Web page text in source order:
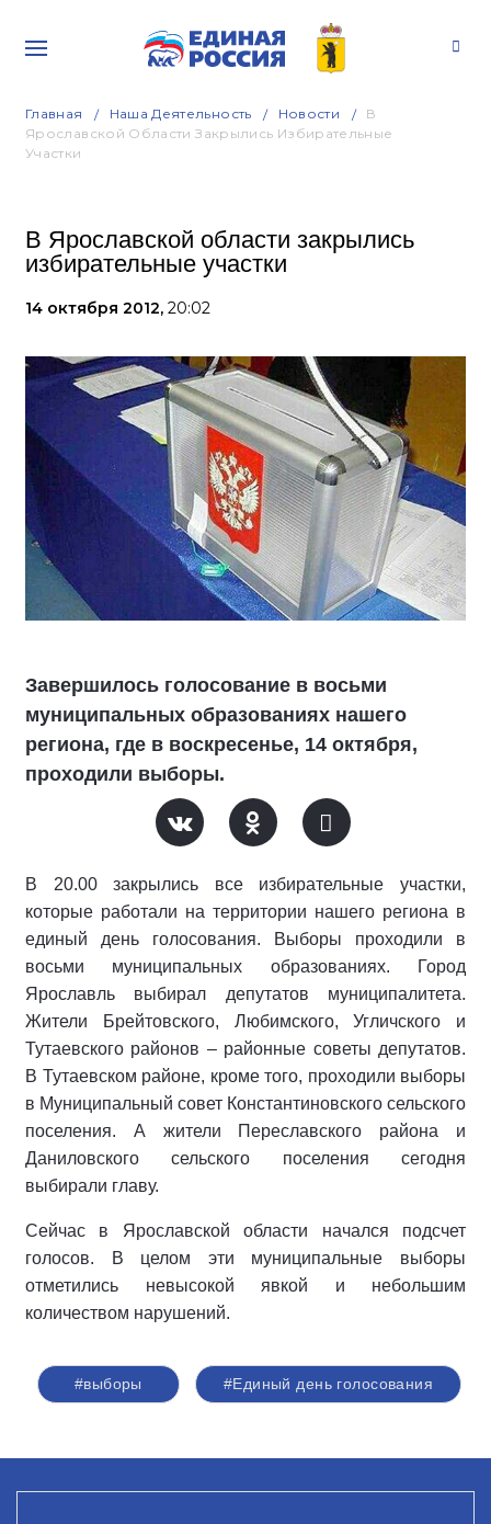
Главная Наша Деятельность Новости
В
Ярославской Области Закрылись Избирательные
Участки
В Ярославской области закрылись
избирательные участки
14 октября 2012, 20:02
Завершилось голосование в восьми
муниципальных образованиях нашего
региона, где в воскресенье, 14 октября,
проходили выборы.
В 20.00 закрылись все избирательные участки,
которые работали на территории нашего региона в
единый день голосования. Выборы проходили в
восьми муниципальных образованиях. Город
Ярославль выбирал депутатов муниципалитета.
Жители Брейтовского, Любимского, Угличского и
Тутаевского районов – районные советы депутатов.
В Тутаевском районе, кроме того, проходили выборы
в Муниципальный совет Константиновского сельского
поселения. А жители Переславского района и
Даниловского сельского поселения сегодня
выбирали главу.
Сейчас в Ярославской области начался подсчет
голосов. В целом эти муниципальные выборы
отметились невысокой явкой и небольшим
количеством нарушений.
#выборы #Единый день голосования